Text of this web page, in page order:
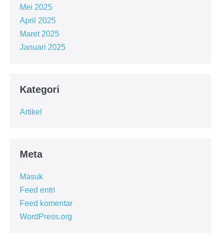
Mei 2025
April 2025
Maret 2025
Januari 2025
Kategori
Artikel
Meta
Masuk
Feed entri
Feed komentar
WordPress.org